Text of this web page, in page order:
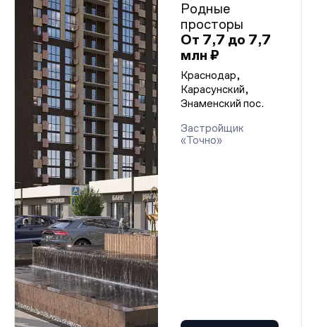
Родные
просторы
От 7,7 до 7,7
млн ₽
Краснодар,
Карасунский,
Знаменский пос.
Застройщик
«Точно»